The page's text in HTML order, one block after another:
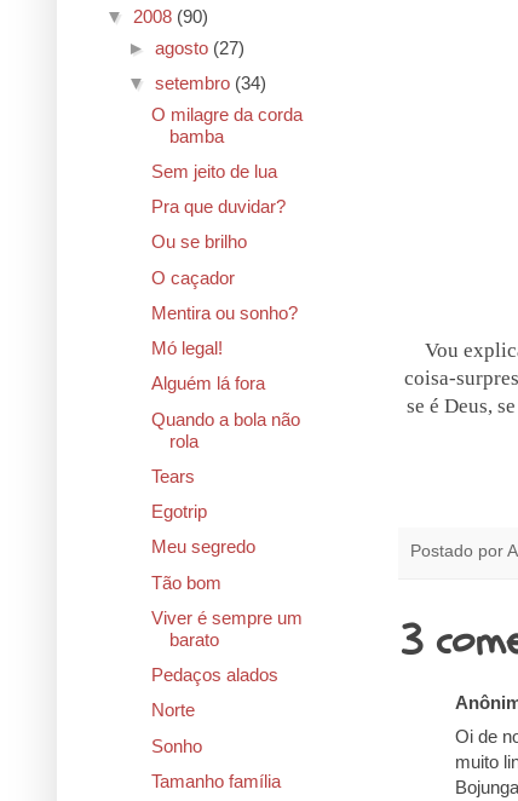
Vou
coisa-
se é Deus,
Postado por
3
Oi de
muito
▼ 2008 (90)
► agosto (27)
▼ setembro (34)
O milagre da corda
bamba
Sem jeito de lua
Pra que duvidar?
Ou se brilho
O caçador
Mentira ou sonho?
Mó legal!
Alguém lá fora
Quando a bola não
rola
Tears
Egotrip
Meu segredo
Tão bom
Viver é sempre um
barato
Pedaços alados
Norte
Sonho
Tamanho família